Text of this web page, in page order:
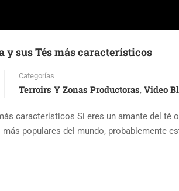
y sus Tés más característicos
Categorías
Terroirs Y Zonas Productoras, Video
característicos Si eres un amante del té
populares del mundo, probablemente